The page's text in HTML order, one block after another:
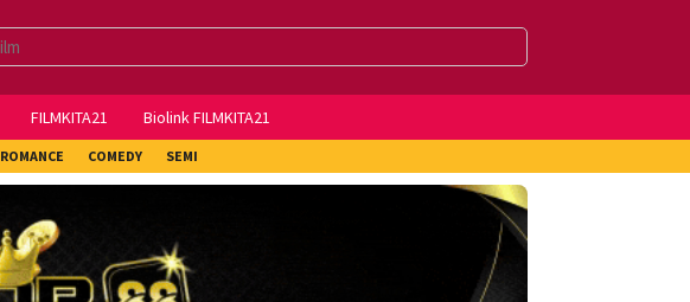
FILMKITA21 Biolink FILMKITA21
ROMANCE COMEDY SEMI